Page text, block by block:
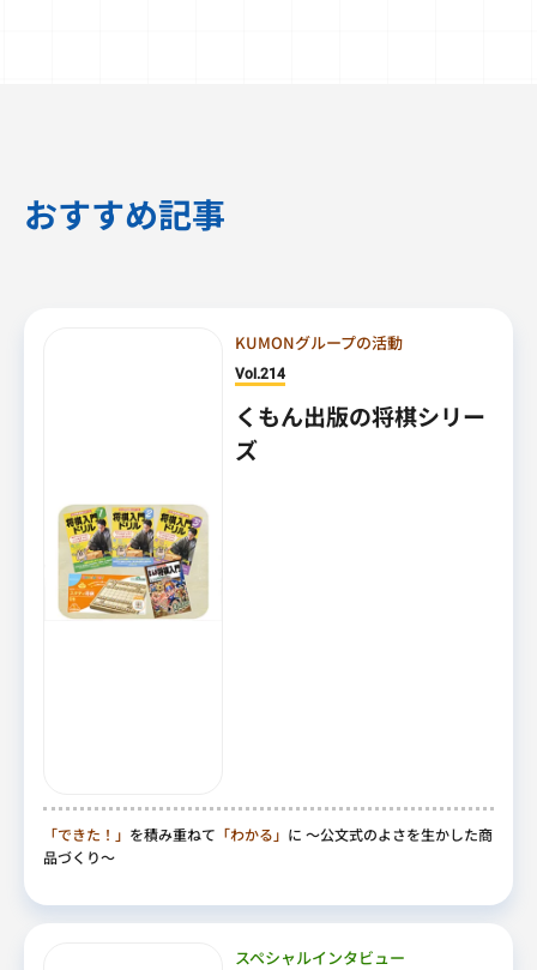
おすすめ記事
KUMONグループの活動
Vol.214
くもん出版の将棋シリー
ズ
「できた！」 を積み重ねて 「わかる」 に ～公文式のよさを生かした商
品づくり～
スペシャルインタビュー